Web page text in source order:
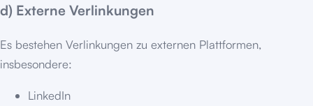
d) Externe Verlinkungen
Es bestehen Verlinkungen zu externen Plattformen,
insbesondere:
LinkedIn